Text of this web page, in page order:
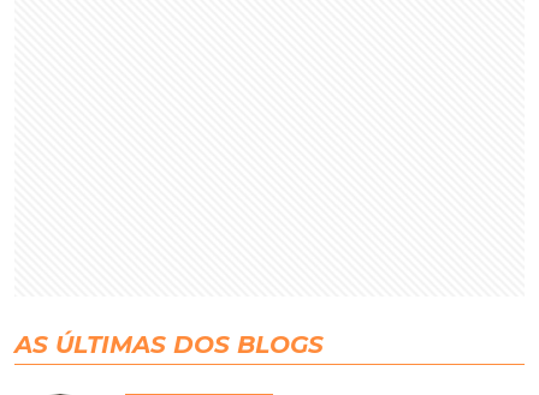
AS ÚLTIMAS DOS BLOGS